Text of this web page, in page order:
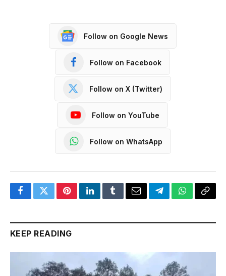
Follow on Google News
Follow on Facebook
Follow on X (Twitter)
Follow on YouTube
Follow on WhatsApp
FacebookTwitterPinterestLinkedInTumblrEmailTelegramWhatsApp
Copy
KEEP READING